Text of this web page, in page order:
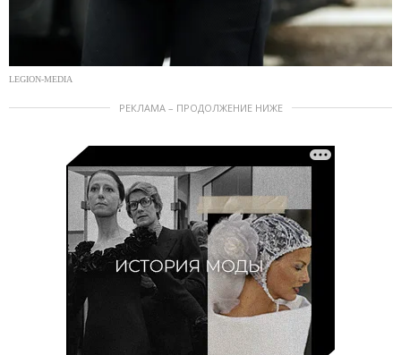
LEGION-MEDIA
РЕКЛАМА – ПРОДОЛЖЕНИЕ НИЖЕ